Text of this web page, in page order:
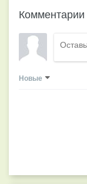
Комментарии
Новые